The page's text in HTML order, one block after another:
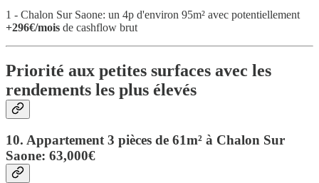
1 - Chalon Sur Saone: un 4p d'environ 95m² avec potentiellement
+296€/mois de cashflow brut
Priorité aux petites surfaces avec les
rendements les plus élevés
10. Appartement 3 pièces de 61m² à Chalon Sur
Saone: 63,000€